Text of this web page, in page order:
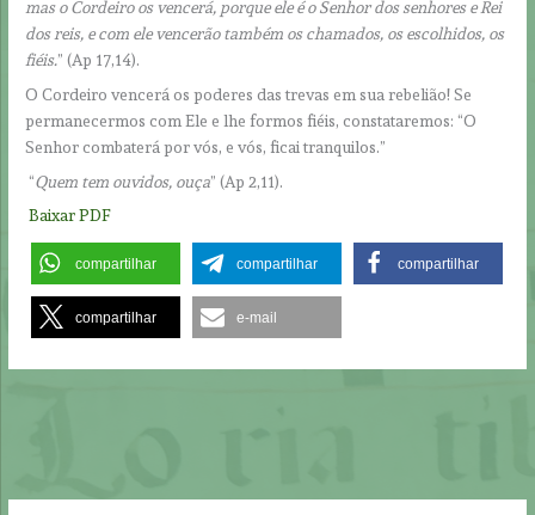
mas o Cordeiro os vencerá, porque ele é o Senhor dos senhores e Rei
dos reis, e com ele vencerão também os chamados, os escolhidos, os
fiéis.” (Ap 17,14).
O Cordeiro vencerá os poderes das trevas em sua rebelião! Se
permanecermos com Ele e lhe formos fiéis, constataremos: “O
Senhor combaterá por vós, e vós, ficai tranquilos.”
“Quem tem ouvidos, ouça” (Ap 2,11).
Baixar PDF
compartilhar compartilhar compartilhar
compartilhar e-mail